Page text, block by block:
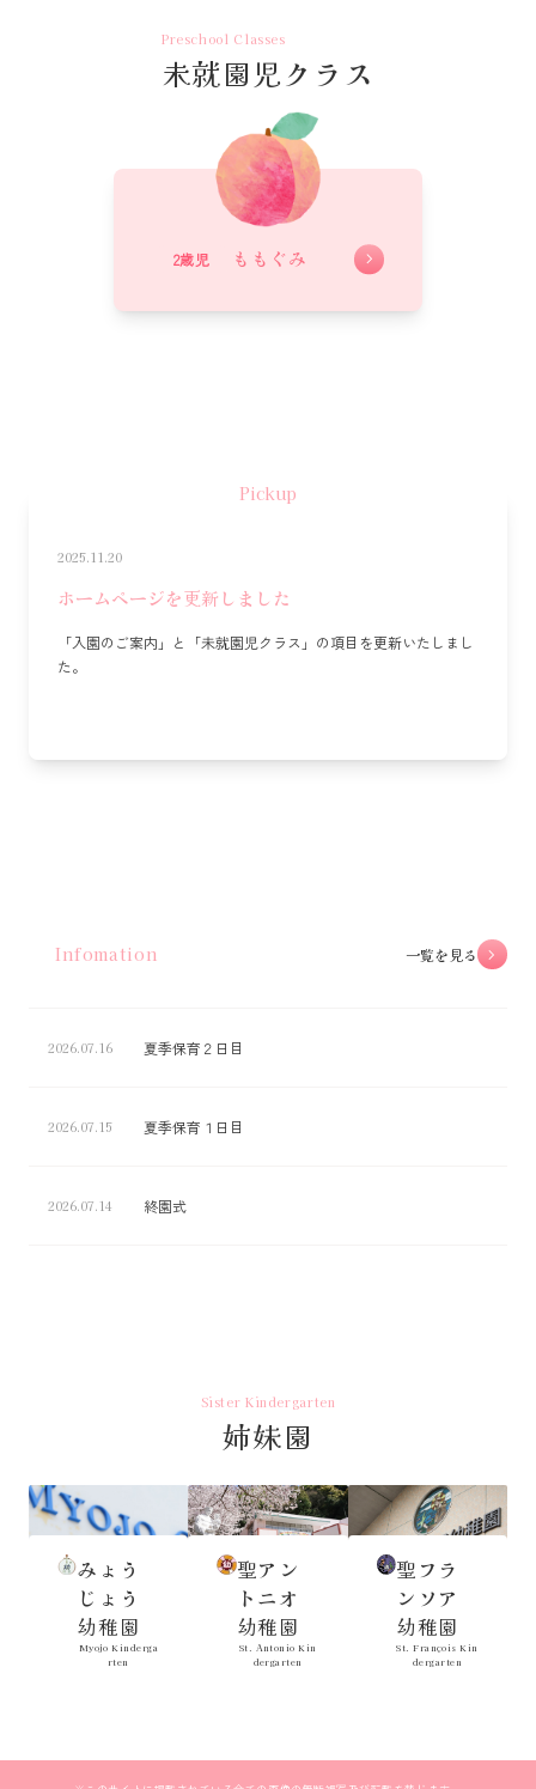
Preschool Classes
未就園児クラス
2歳児 ももぐみ
Pickup
2025.11.20
ホームページを更新しました
「入園のご案内」と「未就園児クラス」の項目を更新いたしまし
た。
Infomation 一覧を見る
2026.07.16 夏季保育２日目
2026.07.15 夏季保育１日目
2026.07.14 終園式
Sister Kindergarten
姉妹園
みょう
じょう
幼稚園
Myojo Kinderga
rten
聖アン
トニオ
幼稚園
St. Antonio Kin
dergarten
聖フラ
ンソア
幼稚園
St. François Kin
dergarten